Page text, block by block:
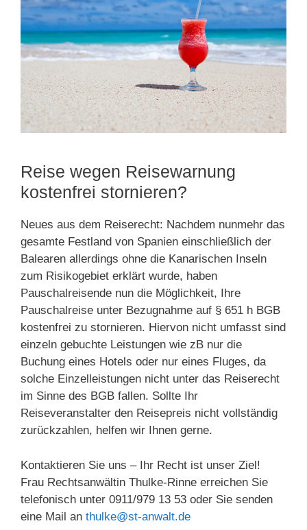
Reise wegen Reisewarnung
kostenfrei stornieren?
Neues aus dem Reiserecht: Nachdem nunmehr das
gesamte Festland von Spanien einschließlich der
Balearen allerdings ohne die Kanarischen Inseln
zum Risikogebiet erklärt wurde, haben
Pauschalreisende nun die Möglichkeit, Ihre
Pauschalreise unter Bezugnahme auf § 651 h BGB
kostenfrei zu stornieren. Hiervon nicht umfasst sind
einzeln gebuchte Leistungen wie zB nur die
Buchung eines Hotels oder nur eines Fluges, da
solche Einzelleistungen nicht unter das Reiserecht
im Sinne des BGB fallen. Sollte Ihr
Reiseveranstalter den Reisepreis nicht vollständig
zurückzahlen, helfen wir Ihnen gerne.
Kontaktieren Sie uns – Ihr Recht ist unser Ziel!
Frau Rechtsanwältin Thulke-Rinne erreichen Sie
telefonisch unter 0911/979 13 53 oder Sie senden
eine Mail an thulke@st-anwalt.de